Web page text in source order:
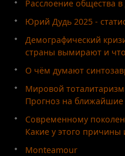
Расслоение общества в
Юрий Дудь 2025 -
Демографический
страны вымирают и что
О чём думают
Мировой
Прогноз на ближайшие
Современному
Какие у этого причины
Monteamour